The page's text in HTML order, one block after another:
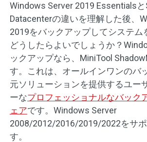
Windows Server 2019 Essentialsと
Datacenterの違いを理解した後、
2019をバックアップしてシステム
どうしたらよいでしょうか？
ックアップなら、MiniTool
す。これは、オールインワンのバ
元ソリューションを提供するユー
ーなプロフェッショナルなバック
ェアです。Windows Server
2008/2012/2016/2019/2022をサ
す。